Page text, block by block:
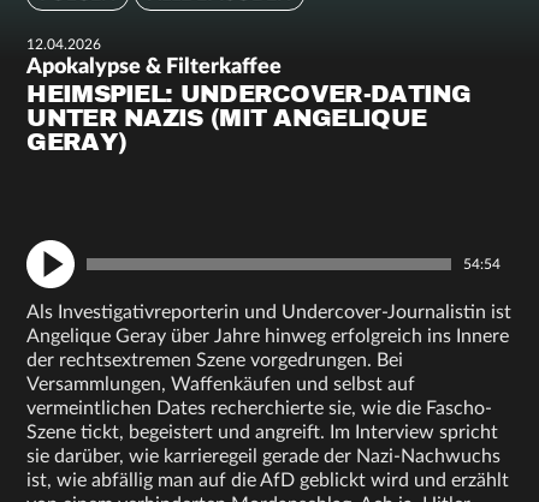
12.04.2026
Apokalypse & Filterkaffee
HEIMSPIEL: UNDERCOVER-DATING
UNTER NAZIS (MIT ANGELIQUE
GERAY)
54:54
Als Investigativreporterin und Undercover-Journalistin ist
Angelique Geray über Jahre hinweg erfolgreich ins Innere
der rechtsextremen Szene vorgedrungen. Bei
Versammlungen, Waffenkäufen und selbst auf
vermeintlichen Dates recherchierte sie, wie die Fascho-
Szene tickt, begeistert und angreift. Im Interview spricht
sie darüber, wie karrieregeil gerade der Nazi-Nachwuchs
ist, wie abfällig man auf die AfD geblickt wird und erzählt